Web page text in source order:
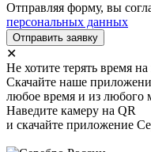
Отправляя форму, вы
персональных данных
Отправить заявку
✕
Не хотите терять время
Скачайте наше
любое время и из любого
Наведите камеру на QR
и скачайте приложение